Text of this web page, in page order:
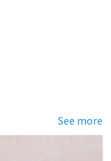
See more